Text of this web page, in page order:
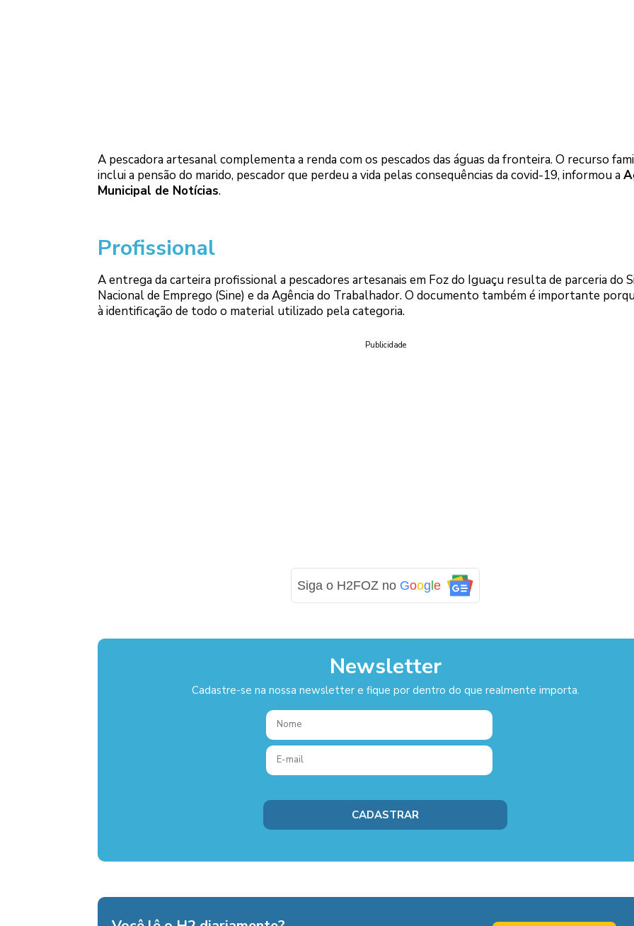
A pescadora artesanal complementa a renda com os pescados das águas da fronteira. O recurso
inclui a pensão do marido, pescador que perdeu a vida pelas consequências da covid-19, informou a
Municipal de Notícias.
Profissional
A entrega da carteira profissional a pescadores artesanais em Foz do Iguaçu resulta de parceria do
Nacional de Emprego (Sine) e da Agência do Trabalhador. O documento também é importante
à identificação de todo o material utilizado pela categoria.
Publicidade
Siga o H2FOZ no Goog le
Newsletter
Cadastre-se na nossa newsletter e fique por dentro do que realmente importa.